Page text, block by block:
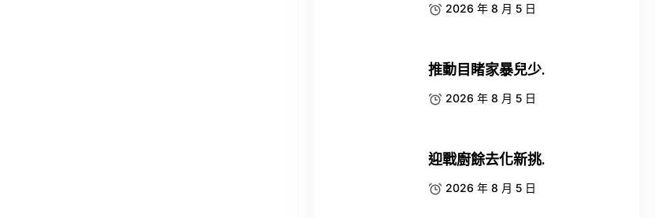
2026 年 8 月 5 日
推動目睹家暴兒少.
2026 年 8 月 5 日
迎戰廚餘去化新挑.
2026 年 8 月 5 日